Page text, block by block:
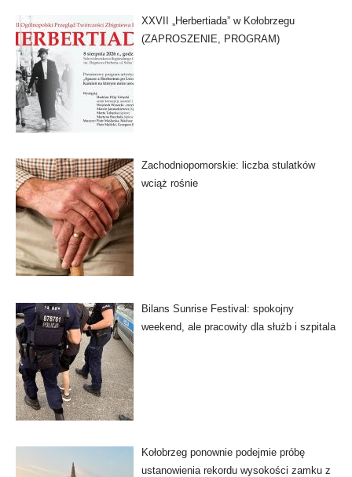
XXVII „Herbertiada” w Kołobrzegu
(ZAPROSZENIE, PROGRAM)
Zachodniopomorskie: liczba stulatków
wciąż rośnie
Bilans Sunrise Festival: spokojny
weekend, ale pracowity dla służb i szpitala
Kołobrzeg ponownie podejmie próbę
ustanowienia rekordu wysokości zamku z